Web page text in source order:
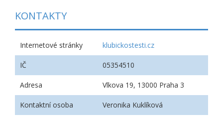
KONTAKTY
Internetové stránky klubickostesti.cz
IČ 05354510
Adresa Vlkova 19, 13000 Praha 3
Kontaktní osoba Veronika Kuklíková